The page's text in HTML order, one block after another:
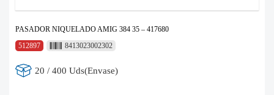
PASADOR NIQUELADO AMIG 384 35 – 417680
512897
8413023002302
20 / 400 Uds(Envase)